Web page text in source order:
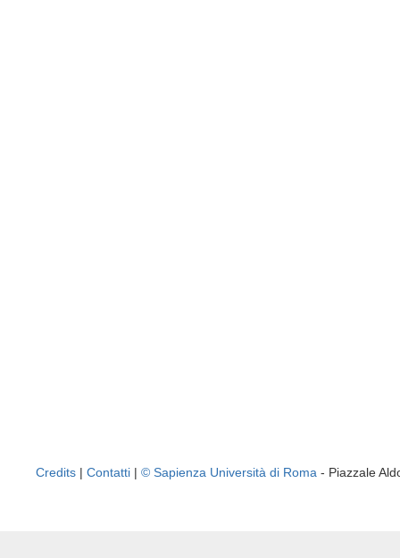
Credits | Contatti | © Sapienza Università di Roma - Piazzale